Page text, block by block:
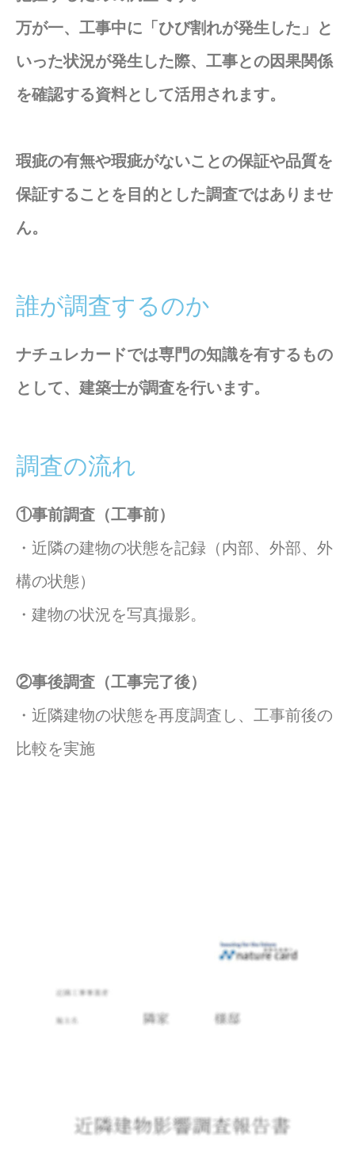
万が一、工事中に「ひび割れが発生した」と
いった状況が発生した際、工事との因果関係
を確認する資料として活用されます。
瑕疵の有無や瑕疵がないことの保証や品質を
保証することを目的とした調査ではありませ
ん。
誰が調査するのか
ナチュレカードでは専門の知識を有するもの
として、建築士が調査を行います。
調査の流れ
①事前調査（工事前）
・近隣の建物の状態を記録（内部、外部、外
構の状態）
・建物の状況を写真撮影。
②事後調査（工事完了後）
・近隣建物の状態を再度調査し、工事前後の
比較を実施